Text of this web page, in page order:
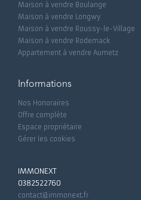
Maison à vendre Boulange
Maison à vendre Longwy
Maison à vendre Roussy-le-Village
Maison à vendre Rodemack
Appartement à vendre Aumetz
Informations
Nos Honoraires
Offre complète
Espace propriétaire
Gérer les cookies
IMMONEXT
0382522760
contact@immonext.fr